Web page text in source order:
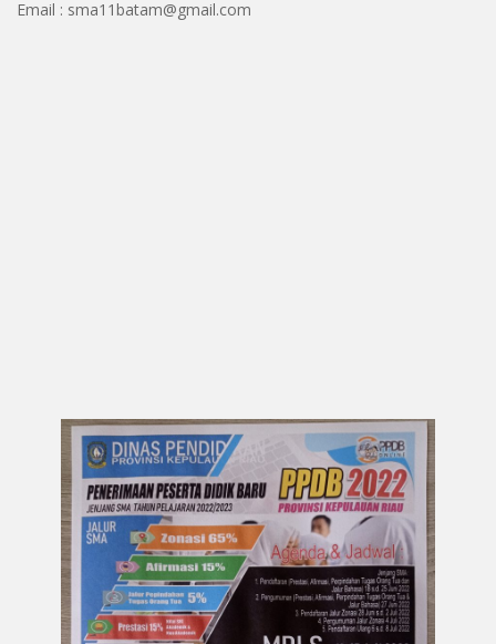
Email : sma11batam@gmail.com